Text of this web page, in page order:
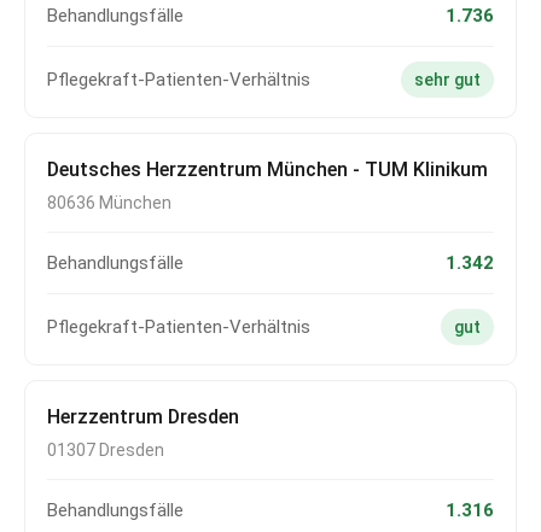
Behandlungsfälle 1.736
Pflegekraft-Patienten-Verhältnis sehr gut
Deutsches Herzzentrum München - TUM Klinikum
80636 München
Behandlungsfälle 1.342
Pflegekraft-Patienten-Verhältnis gut
Herzzentrum Dresden
01307 Dresden
Behandlungsfälle 1.316